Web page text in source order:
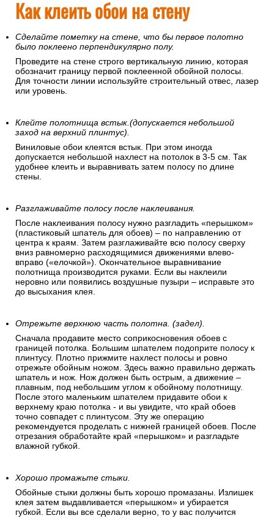
этом желательно использовать отвес или уровень, чтобы
полосы не пошли вкривь. Заканчивать оклеивание нужно в
где часть стены будет скрыта мебелью или занавесками.
Как клеить обои на стену
Проведите на стене строго вертикальную линию, которая
обозначит границу первой поклеенной обойной полосы.
Для точности линии используйте строительный отвес, лазер
или уровень.
Виниловые обои клеятся встык. При этом иногда
допускается небольшой нахлест на потолок в 3-5 см. Так
удобнее клеить и выравнивать затем полосу по длине
стены.
Разглаживайте полосу после наклеивания.
После наклеивания полосу нужно разгладить «перышком»
(пластиковый шпатель для обоев) – по направлению от
вниз равномерно расходящимися движениями влево-
вправо («елочкой»). Окончательное выравнивание
полотнища производится руками. Если вы наклеили
неровно или появились воздушные пузыри – исправьте это
до высыхания клея.
Отрежьте верхнюю часть полотна. (задел).
Сначала продавите место соприкосновения обоев с
границей потолка. Большим шпателем подоприте полосу к
плинтусу. Плотно прижмите нахлест полосы и ровно
отрежьте обойным ножом. Здесь важно правильно держать
шпатель и нож. Нож должен быть острым, а движение –
плавным, под небольшим углом к обойному полотнищу.
верхнему краю потолка - и вы увидите, что край обоев
точно совпадет с плинтусом. Эту же операцию
рекомендуется проделать с нижней границей обоев. После
отрезания обработайте край «перышком» и разгладьте
влажной губкой.